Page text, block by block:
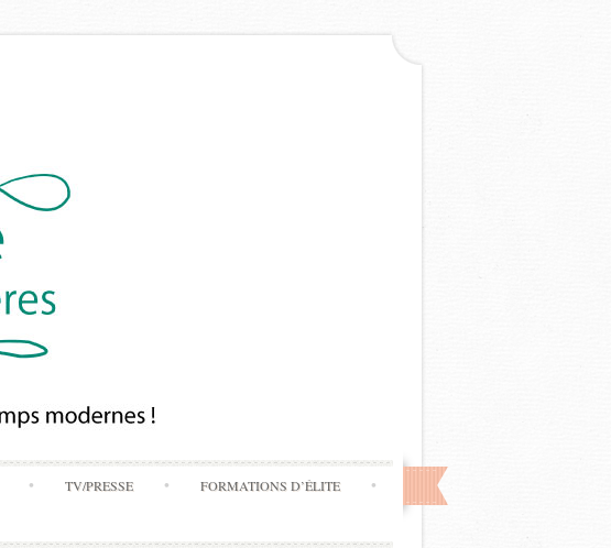
TV/PRESSE FORMATIONS D’ÉLITE